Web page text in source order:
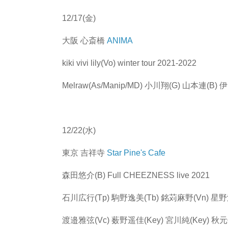
12/17(金)
大阪 心斎橋 ANIMA
kiki vivi lily(Vo) winter tour 2021-2022
Melraw(As/Manip/MD) 小川翔(G) 山本連(B)
12/22(水)
東京 吉祥寺 Star Pine's Cafe
森田悠介(B) Full CHEEZNESS live 2021
石川広行(Tp) 駒野逸美(Tb) 銘苅麻野(Vn) 星
渡邉雅弦(Vc) 薮野遥佳(Key) 宮川純(Key) 秋